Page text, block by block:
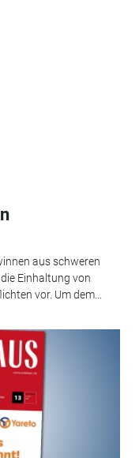
aus schweren
Einhaltung von
vor. Um dem...